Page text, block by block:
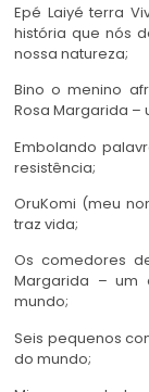
Epé Laiyé terra
história que nós
nossa natureza;
Bino o menino
Rosa Margarida
Embolando
resistência;
OruKomi (meu
traz vida;
Os comedores
Margarida – um
mundo;
Seis pequenos
do mundo;